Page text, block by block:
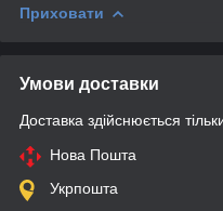
Приховати
Умови доставки
Доставка здійснюється
Нова Пошта
Укрпошта